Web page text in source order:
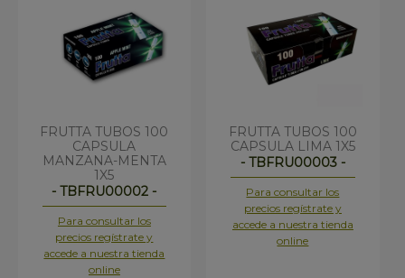
FRUTTA TUBOS 100
CAPSULA
MANZANA-MENTA
1X5
- TBFRU00002 -
Para consultar los
precios regístrate y
accede a nuestra tienda
online
FRUTTA TUBOS 100
CAPSULA LIMA 1X5
- TBFRU00003 -
Para consultar los
precios regístrate y
accede a nuestra tienda
online